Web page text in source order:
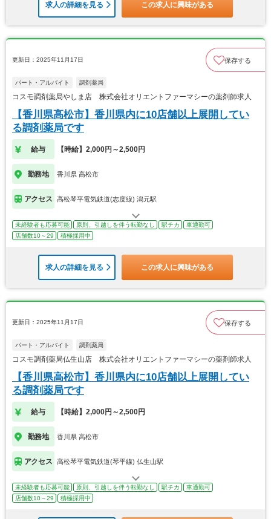
求人の詳細を見る この求人に興味がある
更新日：2025年11月17日 保存する
パート・アルバイト 調剤薬局
コスモ調剤薬局やしま店 株式会社オリエントファーマシーの薬剤師求人
【香川県高松市】香川県内に10店舗以上展開してい
る調剤薬局です
給与 【時給】2,000円～2,500円
勤務地 香川県 高松市
アクセス 高松琴平電気鉄道(志度線) 潟元駅
未経験者も応募可能 原則、引越しを伴う転勤なし 駅チカ
車通勤可
店舗数10～29
積極採用中
求人の詳細を見る この求人に興味がある
更新日：2025年11月17日 保存する
パート・アルバイト 調剤薬局
コスモ調剤薬局仏生山店 株式会社オリエントファーマシーの薬剤師求人
【香川県高松市】香川県内に10店舗以上展開してい
る調剤薬局です
給与 【時給】2,000円～2,500円
勤務地 香川県 高松市
アクセス 高松琴平電気鉄道(琴平線) 仏生山駅
未経験者も応募可能 原則、引越しを伴う転勤なし 駅チカ
車通勤可
店舗数10～29
積極採用中